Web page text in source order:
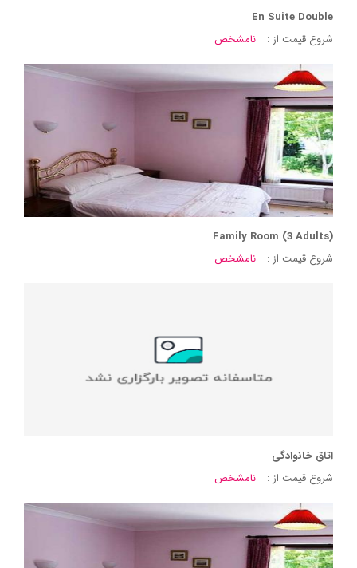
En Suite Double
شروع قیمت از :
نامشخص
Family Room (3 Adults)
شروع قیمت از :
نامشخص
اتاق خانوادگی
شروع قیمت از :
نامشخص